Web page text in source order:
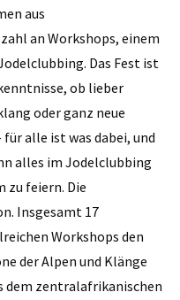
aus
an Workshops, einem
Das Fest ist
ob lieber
oder ganz neue
alle ist was dabei, und
alles im Jodelclubbing
zu feiern. Die
Insgesamt 17
Workshops den
der Alpen und Klänge
dem zentralafrikanischen